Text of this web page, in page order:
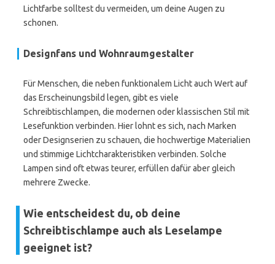
Lichtfarbe solltest du vermeiden, um deine Augen zu
schonen.
Designfans und Wohnraumgestalter
Für Menschen, die neben funktionalem Licht auch Wert auf
das Erscheinungsbild legen, gibt es viele
Schreibtischlampen, die modernen oder klassischen Stil mit
Lesefunktion verbinden. Hier lohnt es sich, nach Marken
oder Designserien zu schauen, die hochwertige Materialien
und stimmige Lichtcharakteristiken verbinden. Solche
Lampen sind oft etwas teurer, erfüllen dafür aber gleich
mehrere Zwecke.
Wie entscheidest du, ob deine
Schreibtischlampe auch als Leselampe
geeignet ist?